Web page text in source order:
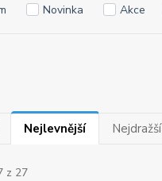
Novinka Akce
Nejlevnější Nejdražší
z 27